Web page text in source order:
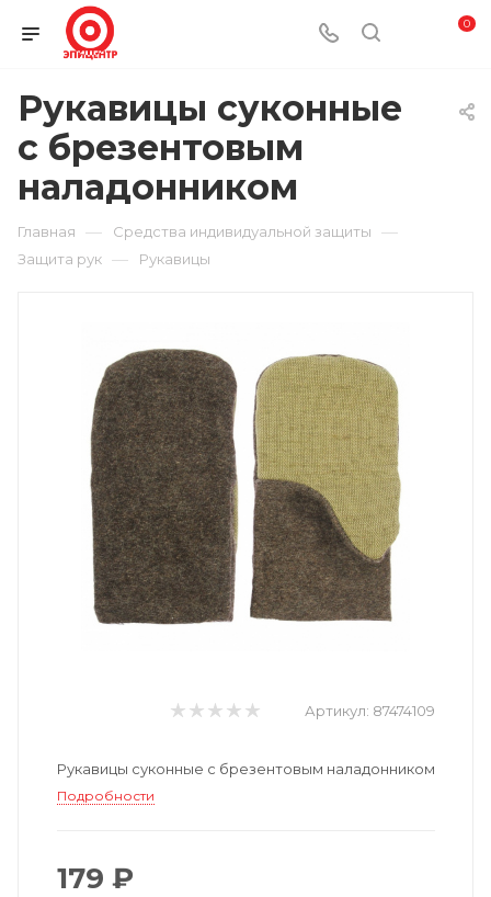
0
Рукавицы суконные
с брезентовым
наладонником
Главная — Средства индивидуальной защиты —
Защита рук — Рукавицы
Артикул: 87474109
Рукавицы суконные с брезентовым наладонником
Подробности
179 ₽